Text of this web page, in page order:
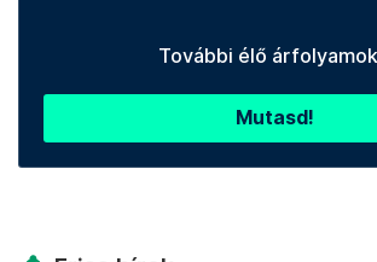
További élő
Mutasd!